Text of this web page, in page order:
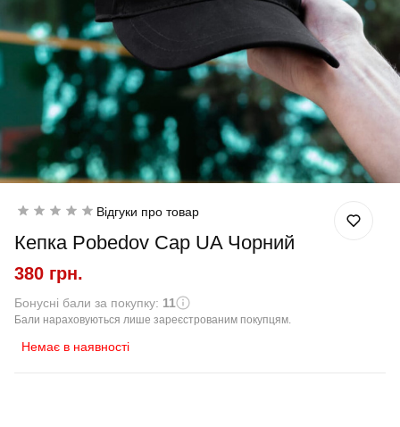
Відгуки про товар
Кепка Pobedov Cap UA Чорний
380 грн.
Бонусні бали за покупку: 11
Бали нараховуються лише зареєстрованим покупцям.
Немає в наявності